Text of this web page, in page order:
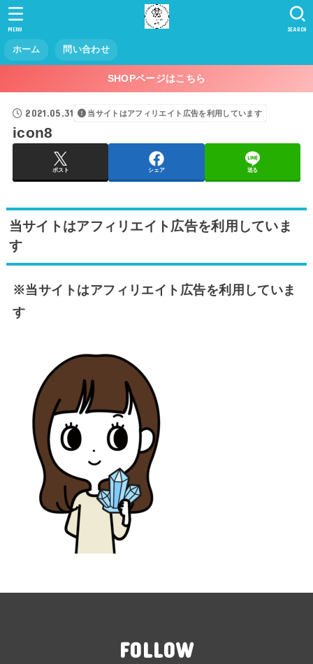
ホーム 問い合わせ
SEARCH
MENU
SHOPページはこちら
2021.05.31 当サイトはアフィリエイト広告を利用しています
icon8
ポスト シェア 送る
当サイトはアフィリエイト広告を利用していま
す
※当サイトはアフィリエイト広告を利用していま
す
FOLLOW